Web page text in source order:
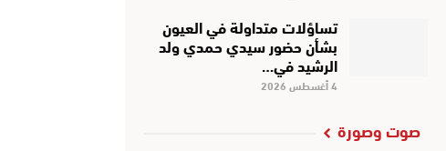
تساؤلات متداولة في العيون
بشأن حضور سيدي حمدي ولد
الرشيد في…
4 أغسطس 2026
صوت وصورة